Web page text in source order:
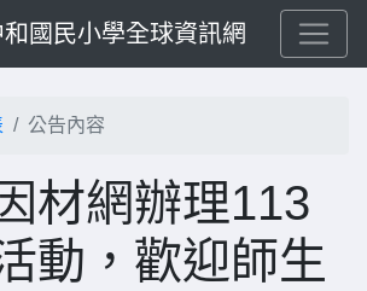
國民小學全球資訊網
公告內容
材網辦理113
動，歡迎師生